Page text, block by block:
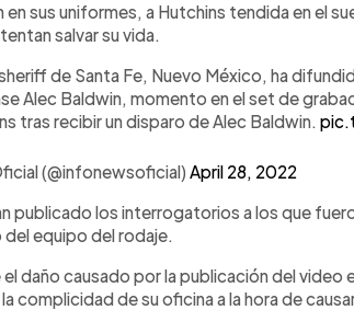
en sus uniformes, a Hutchins tendida en el
salvar su vida.
de Santa Fe, Nuevo México, ha
Alec Baldwin, momento en el set de
tras recibir un disparo de Alec Baldwin.
(@infonewsoficial) April 28, 2022
publicado los interrogatorios a los que
equipo del rodaje.
daño causado por la publicación del video
complicidad de su oficina a la hora de